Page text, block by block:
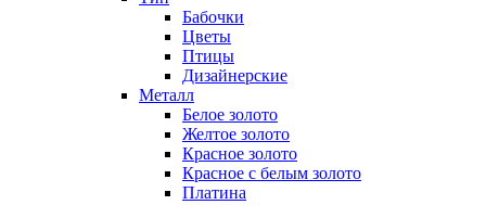
Бабочки
Цветы
Птицы
Дизайнерские
Металл
Белое золото
Желтое золото
Красное золото
Красное с белым золото
Платина